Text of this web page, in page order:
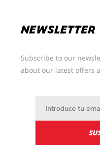
NEWSLETTER
Subscribe to our
about our latest offers